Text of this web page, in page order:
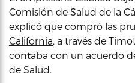
Comisión de Salud de la
explicó que compró las
California, a través de
contaba con un acuerdo
de Salud.